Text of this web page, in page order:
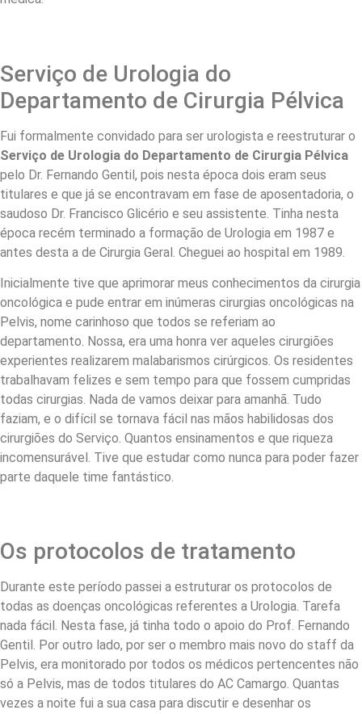
Serviço de Urologia do
Departamento de Cirurgia Pélvica
Fui formalmente convidado para ser urologista e reestruturar o
Serviço de Urologia do Departamento de Cirurgia Pélvica
pelo Dr. Fernando Gentil, pois nesta época dois eram seus
titulares e que já se encontravam em fase de aposentadoria, o
saudoso Dr. Francisco Glicério e seu assistente. Tinha nesta
época recém terminado a formação de Urologia em 1987 e
antes desta a de Cirurgia Geral. Cheguei ao hospital em 1989.
Inicialmente tive que aprimorar meus conhecimentos da cirurgia
oncológica e pude entrar em inúmeras cirurgias oncológicas na
Pelvis, nome carinhoso que todos se referiam ao
departamento. Nossa, era uma honra ver aqueles cirurgiões
experientes realizarem malabarismos cirúrgicos. Os residentes
trabalhavam felizes e sem tempo para que fossem cumpridas
todas cirurgias. Nada de vamos deixar para amanhã. Tudo
faziam, e o difícil se tornava fácil nas mãos habilidosas dos
cirurgiões do Serviço. Quantos ensinamentos e que riqueza
incomensurável. Tive que estudar como nunca para poder fazer
parte daquele time fantástico.
Os protocolos de tratamento
Durante este período passei a estruturar os protocolos de
todas as doenças oncológicas referentes a Urologia. Tarefa
nada fácil. Nesta fase, já tinha todo o apoio do Prof. Fernando
Gentil. Por outro lado, por ser o membro mais novo do staff da
Pelvis, era monitorado por todos os médicos pertencentes não
só a Pelvis, mas de todos titulares do AC Camargo. Quantas
vezes a noite fui a sua casa para discutir e desenhar os